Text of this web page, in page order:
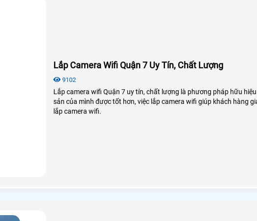
Lắp Camera Wifi Quận 7 Uy Tín, Chất Lượng
9102
Lắp camera wifi Quận 7 uy tín, chất lượng là phương pháp hữu
sản của mình được tốt hơn, việc lắp camera wifi giúp khách hàng
lắp camera wifi.